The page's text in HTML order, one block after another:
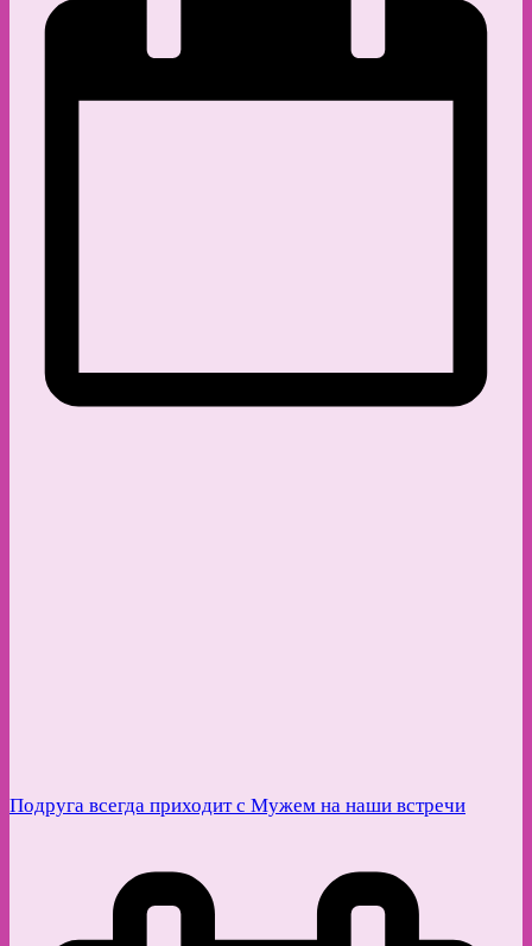
Подруга всегда приходит с Мужем на наши встречи